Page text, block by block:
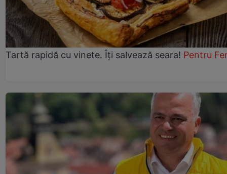
Tartă rapidă cu vinete. Îți salvează seara! Pentru